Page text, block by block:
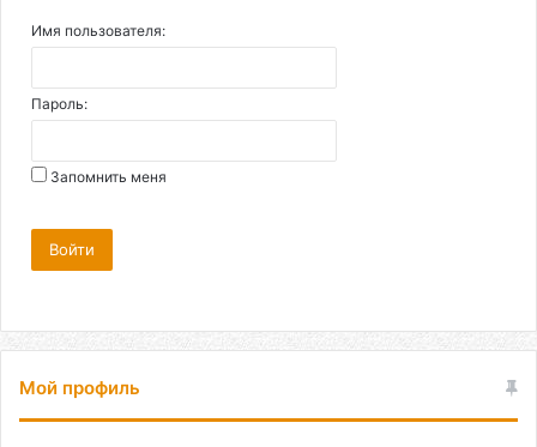
Имя пользователя:
Пароль:
Запомнить меня
Войти
Мой профиль